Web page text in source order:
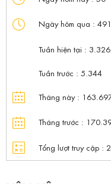
Ngày hôm qua : 491
Tuần hiện tại : 3.326
Tuần trước : 5.344
Tháng này :
Tháng trước :
Tổng lượt truy cập :